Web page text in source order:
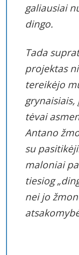
galiausiai
dingo.
Tada
projektas
tereikėjo
tėvai
Antano
su
maloniai
tiesiog
nei jo